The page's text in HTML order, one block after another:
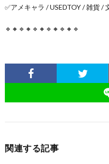
✅アメキャラ / USEDTOY / 雑貨 /
🔹🔸🔹🔸🔹🔸🔹🔸🔹🔸🔹
関連する記事